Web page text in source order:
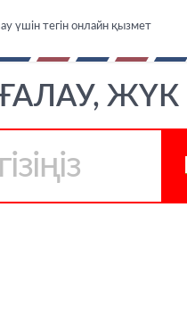
үшін тегін онлайн қызмет
ЖҮК